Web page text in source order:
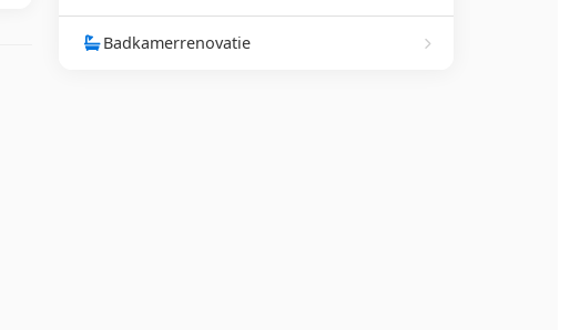
Badkamerrenovatie